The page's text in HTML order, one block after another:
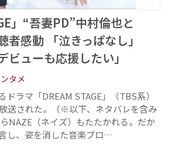
」“吾妻PD”中村倫也と
者感動 「泣きっぱなし」
ビューも応援したい」
タメ
ラマ「DREAM STAGE」（TBS系）
送された。（※以下、ネタバレを含み
NAZE（ネイズ）もたたかれる。だか
し、姿を消した音楽プロ…